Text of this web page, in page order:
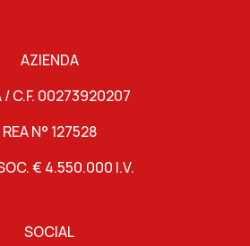
AZIENDA
/ C.F. 00273920207
REA N° 127528
€ 4.550.000 I.V.
SOCIAL